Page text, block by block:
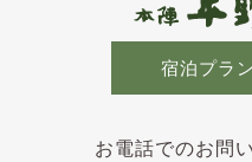
宿泊プラ
お電話でのお問